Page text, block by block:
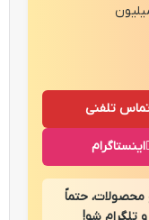
تلفنی
اینستاگرام
حتماً